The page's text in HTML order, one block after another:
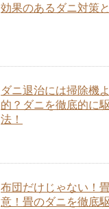
効果のあるダニ対策
ダニ退治には掃除機
的？ダニを徹底的に
法！
布団だけじゃない！
意！畳のダニを徹底